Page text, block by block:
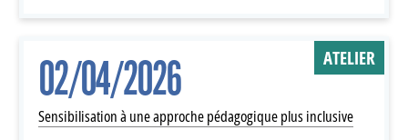
Sensibilisation à une approche pédagogique plus inclusive
02/04/2026 ATELIER